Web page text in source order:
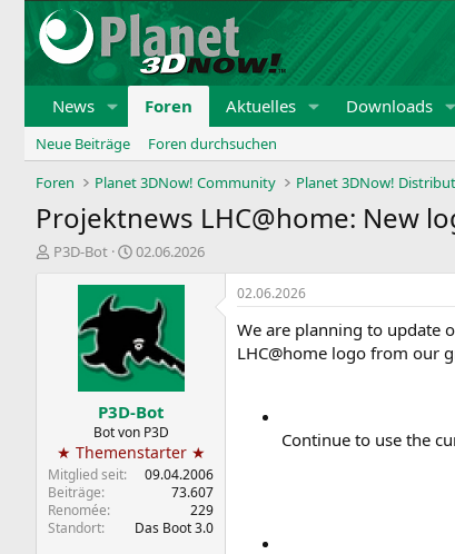
News Foren Aktuelles Downloads
Neue Beiträge
Foren durchsuchen
Foren
Planet 3DNow! Community Planet 3DNow!
Projektnews LHC@home: New
E
P3D-Bot
E
s
t
l
l
t
a
m
02.06.2026
P3D-Bot
Bot von P3D
★ Themenstarter ★
Mitglied seit
09.04.2006
Beiträge
73.607
Renomée
229
Standort
Das Boot 3.0
02.06.2026
We are planning to update
LHC@home logo from our
Continue to use the